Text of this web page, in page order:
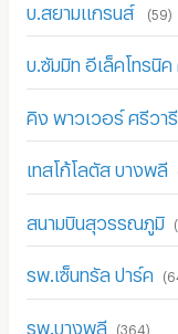
บ.สยามแกรนส์ (59)
บ.ซัมมิท อีเล็คโทรนิค
คิง พาวเวอร์ ศรีวารี
เทสโก้โลตัส บางพลี
สนามบินสุวรรณภูมิ (
รพ.เซ็นทรัล ปาร์ค (
รพ.บางพลี (364 )